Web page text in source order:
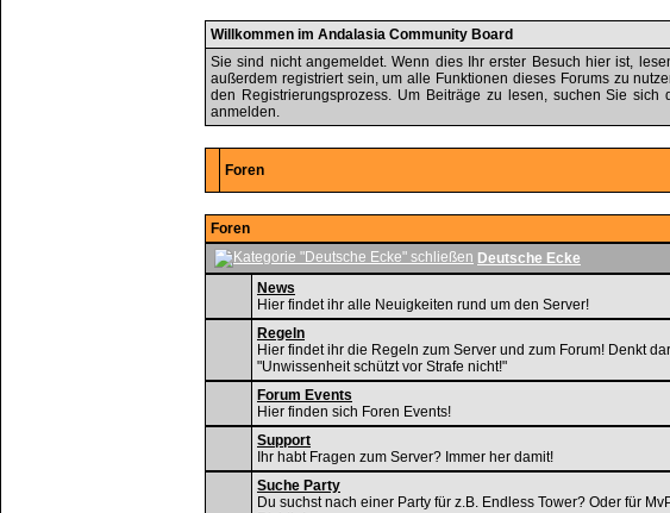
Willkommen im Andalasia Community Board
Sie sind nicht angemeldet. Wenn dies Ihr erster Besuch hier ist,
außerdem registriert sein, um alle Funktionen dieses Forums zu
den Registrierungsprozess. Um Beiträge zu lesen, suchen Sie
anmelden.
Foren
Foren
Deutsche Ecke
News
Hier findet ihr alle Neuigkeiten rund um den Server!
Regeln
Hier findet ihr die Regeln zum Server und zum Forum! Denkt
"Unwissenheit schützt vor Strafe nicht!"
Forum Events
Hier finden sich Foren Events!
Support
Ihr habt Fragen zum Server? Immer her damit!
Suche Party
Du suchst nach einer Party für z.B. Endless Tower? Oder für